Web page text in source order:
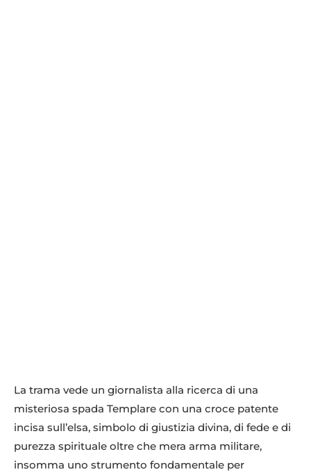
La trama vede un giornalista alla ricerca di una
misteriosa spada Templare con una croce patente
incisa sull’elsa, simbolo di giustizia divina, di fede e di
purezza spirituale oltre che mera arma militare,
insomma uno strumento fondamentale per